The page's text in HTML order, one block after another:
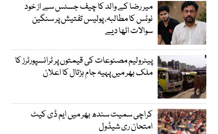
میر رضا کے والد کا چیف جسٹس سے از خود
نوٹس کا مطالبہ، پولیس تفتیش پر سنگین
سوالات اٹھا دیے
پیٹرولیم مصنوعات کی قیمتوں پر ٹرانسپورٹرز کا
ملک بھر میں پہیہ جام ہڑتال کا اعلان
کراچی سمیت سندھ بھر میں ایم ڈی کیٹ
امتحان ری شیڈول